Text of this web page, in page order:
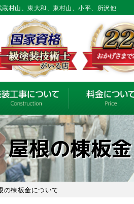
村山、東大和、東村山、小平、所沢他
屋根の棟板
の棟板金について